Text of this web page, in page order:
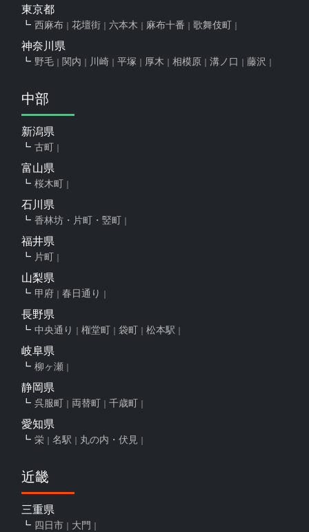
東京都
西麻布 花壇街 六本木 麻布十番 歌舞伎町
神奈川県
野毛 関内 川崎 平塚 厚木 相模原 溝ノ口 藤沢
中部
新潟県
古町
富山県
桜木町
石川県
香林坊・片町・竪町
福井県
片町
山梨県
甲府 春日通り
長野県
中央通り 権堂町 袋町 松本駅
岐阜県
柳ヶ瀬
静岡県
呉服町 両替町 千歳町
愛知県
栄 名駅 丸の内・伏見
近畿
三重県
四日市 大門